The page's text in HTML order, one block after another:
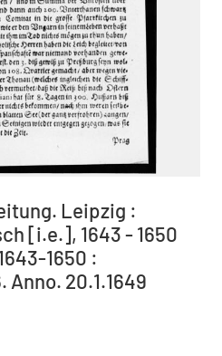
Leipzig :
[i.e.], 1643 - 1650
1650 :
Anno. 20.1.1649